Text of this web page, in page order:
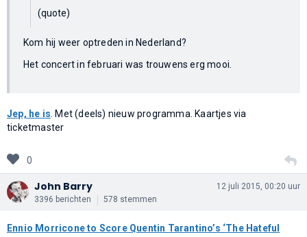
(quote)
Kom hij weer optreden in Nederland?
Het concert in februari was trouwens erg mooi.
Jep, he is . Met (deels) nieuw programma. Kaartjes via
ticketmaster
0
John Barry
3396 berichten 578 stemmen
12 juli 2015, 00:20 uur
Ennio Morricone to Score Quentin Tarantino’s ‘The Hateful